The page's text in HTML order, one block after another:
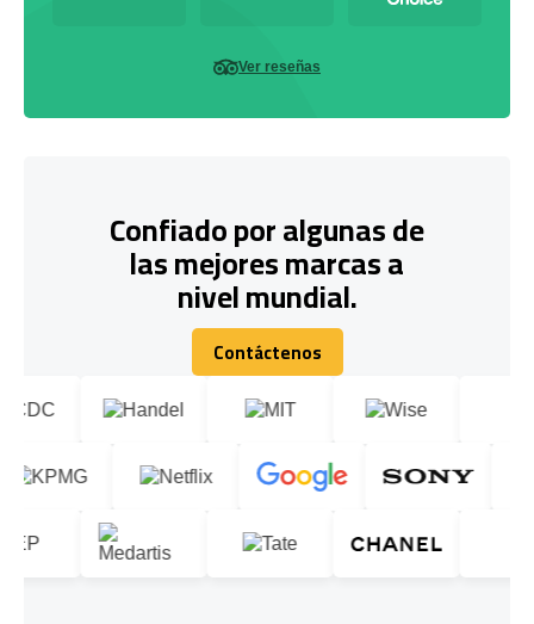
Ver reseñas
Confiado por algunas de
las mejores marcas a
nivel mundial.
Contáctenos
Contáctenos